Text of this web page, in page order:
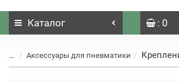
Каталог : 0
... Аксессуары для пневматики